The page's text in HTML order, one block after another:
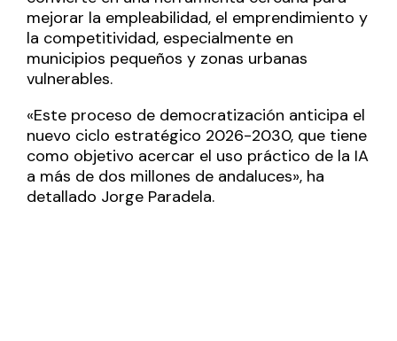
mejorar la empleabilidad, el emprendimiento y
la competitividad, especialmente en
municipios pequeños y zonas urbanas
vulnerables.
«Este proceso de democratización anticipa el
nuevo ciclo estratégico 2026-2030, que tiene
como objetivo acercar el uso práctico de la IA
a más de dos millones de andaluces», ha
detallado Jorge Paradela.